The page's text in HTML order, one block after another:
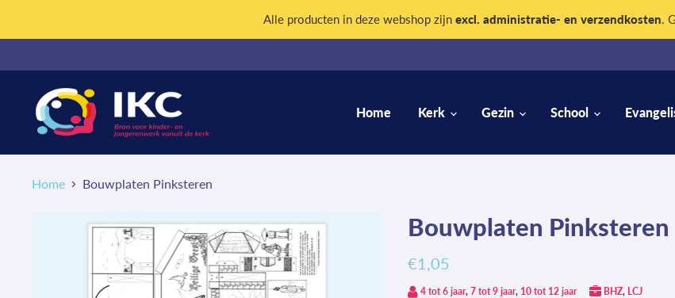
Alle producten in deze webshop zijn excl. administratie- en verzendkosten.
Home Kerk Gezin School
Home Bouwplaten Pinksteren
Bouwplaten Pinksteren
€1,05
4 tot 6 jaar, 7 tot 9 jaar, 10 tot 12 jaar BHZ, LCJ